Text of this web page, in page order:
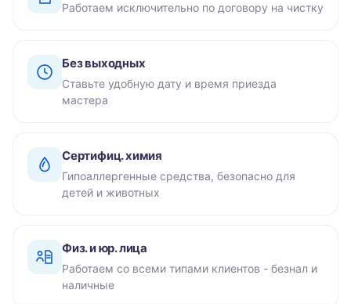
Работаем исключительно по договору на чистку
Без выходных
Ставьте удобную дату и время приезда
мастера
Сертифиц. химия
Гипоаллергенные средства, безопасно для
детей и животных
Физ. и юр. лица
Работаем со всеми типами клиентов - безнал и
наличные